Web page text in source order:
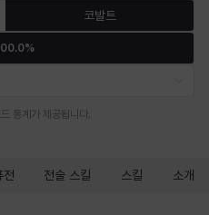
비앙카 비형 샬럿
코발트
통계가 제공됩니다.
전 전술 스킬 스킬 소개